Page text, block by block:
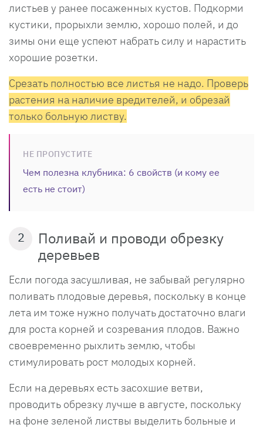
листьев у ранее посаженных кустов. Подкорми
кустики, прорыхли землю, хорошо полей, и до
зимы они еще успеют набрать силу и нарастить
хорошие розетки.
Срезать полностью все листья не надо. Проверь
растения на наличие вредителей, и обрезай
только больную листву.
НЕ ПРОПУСТИТЕ
Чем полезна клубника: 6 свойств (и кому ее
есть не стоит)
2
Поливай и проводи обрезку
деревьев
Если погода засушливая, не забывай регулярно
поливать плодовые деревья, поскольку в конце
лета им тоже нужно получать достаточно влаги
для роста корней и созревания плодов. Важно
своевременно рыхлить землю, чтобы
стимулировать рост молодых корней.
Если на деревьях есть засохшие ветви,
проводить обрезку лучше в августе, поскольку
на фоне зеленой листвы выделить больные и